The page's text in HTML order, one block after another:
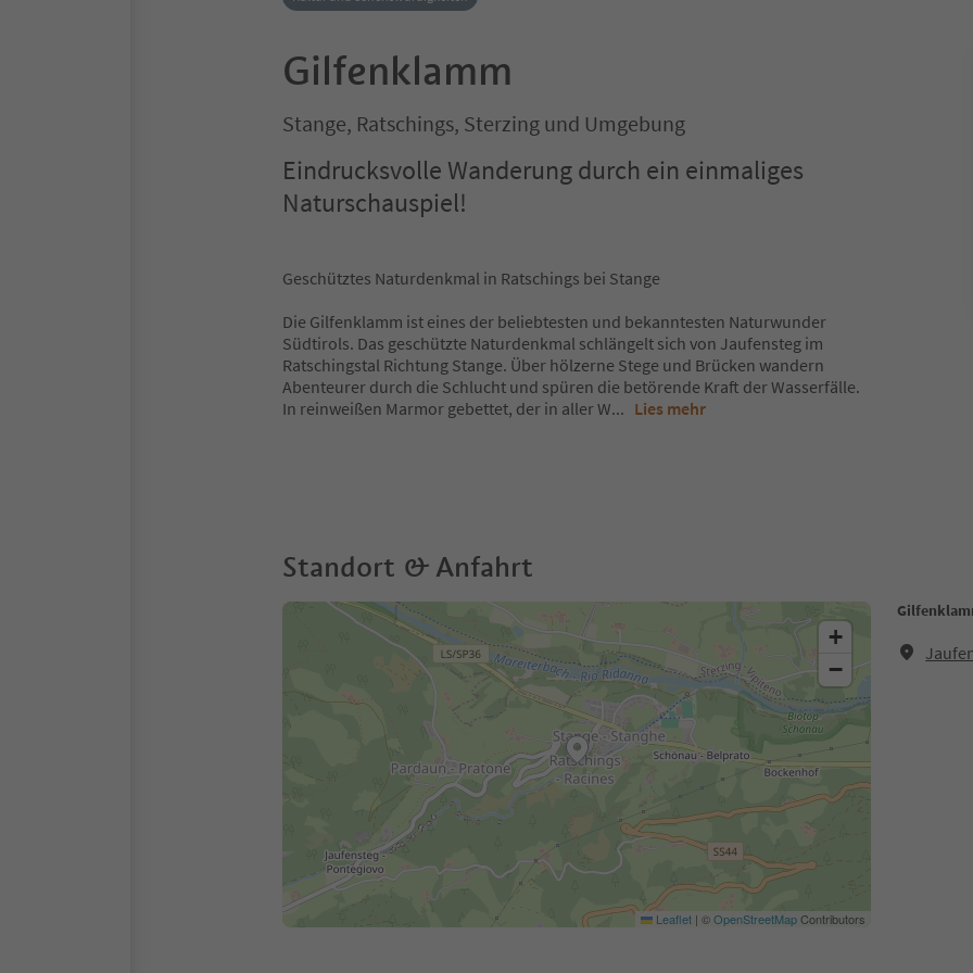
Gilfenklamm
Stange, Ratschings, Sterzing und Umgebung
Eindrucksvolle Wanderung durch ein einmaliges
Naturschauspiel!
Geschütztes Naturdenkmal in Ratschings bei Stange
Die Gilfenklamm ist eines der beliebtesten und bekanntesten Naturwunder
Südtirols. Das geschützte Naturdenkmal schlängelt sich von Jaufensteg im
Ratschingstal Richtung Stange. Über hölzerne Stege und Brücken wandern
Abenteurer durch die Schlucht und spüren die betörende Kraft der Wasserfälle.
In reinweißen Marmor gebettet, der in aller W... Lies mehr
Standort & Anfahrt
+
−
Leaflet | ©OpenStreetMapContributors